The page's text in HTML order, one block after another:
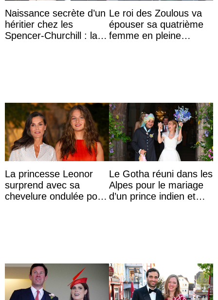
Naissance secrète d’un
héritier chez les
Spencer-Churchill : la
Le roi des Zoulous va
épouser sa quatrième
femme en pleine
La princesse Leonor
surprend avec sa
chevelure ondulée pour
Le Gotha réuni dans les
Alpes pour le mariage
d’un prince indien et